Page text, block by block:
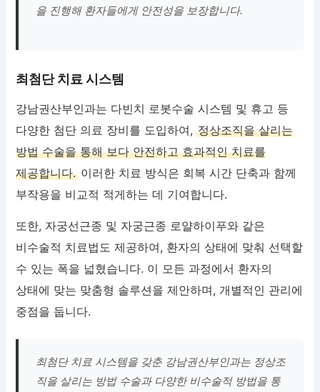
을 진행해 환자들에게 안전성을 보장합니다.
최첨단 치료 시스템
강남권산부인과는 다빈치 로봇수술 시스템 및 휴고 등
다양한 첨단 의료 장비를 도입하여,정상조직을 살리는
방법 수술을 통해 보다 안전하고 효과적인 치료를
제공합니다. 이러한 치료 방식은 회복 시간 단축과 함께
부작용을 비교적 적게하는 데 기여합니다.
또한, 자궁선근종 및 자궁근종 로얄하이푸와 같은
비수술적 치료법도 제공하여, 환자의 상태에 맞춰 선택할
수 있는 폭을 넓혔습니다. 이 모든 과정에서 환자의
상태에 맞는 맞춤형 솔루션을 제안하며, 개별적인 관리에
중점을 둡니다.
최첨단 치료 시스템을 갖춘 강남권산부인과는 정상조
직을 살리는 방법 수술과 다양한 비수술적 방법을 통